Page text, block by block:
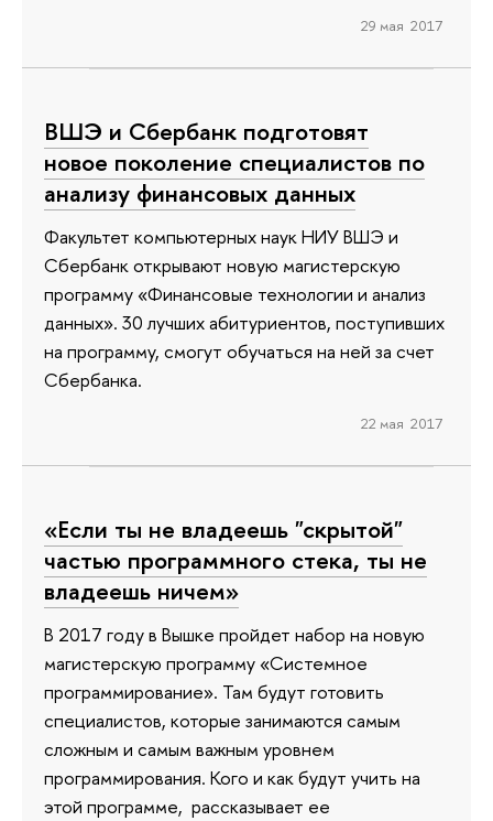
29 мая 2017
ВШЭ и Сбербанк подготовят
новое поколение специалистов по
анализу финансовых данных
Факультет компьютерных наук НИУ ВШЭ и
Сбербанк открывают новую магистерскую
программу «Финансовые технологии и анализ
данных». 30 лучших абитуриентов, поступивших
на программу, смогут обучаться на ней за счет
Сбербанка.
22 мая 2017
«Если ты не владеешь "скрытой"
частью программного стека, ты не
владеешь ничем»
В 2017 году в Вышке пройдет набор на новую
магистерскую программу «Системное
программирование». Там будут готовить
специалистов, которые занимаются самым
сложным и самым важным уровнем
программирования. Кого и как будут учить на
этой программе, рассказывает ее